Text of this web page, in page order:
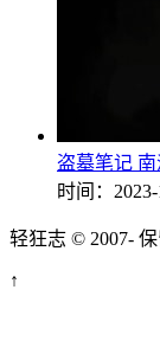
盗墓笔记
时间：
轻狂志 © 2007-
↑